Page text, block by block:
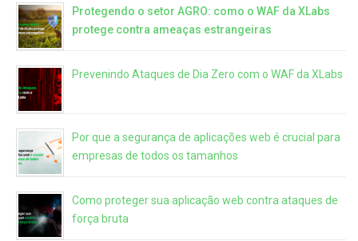
Protegendo o setor AGRO: como o WAF da XLabs
protege contra ameaças estrangeiras
Prevenindo Ataques de Dia Zero com o WAF da XLabs
Por que a segurança de aplicações web é crucial para
empresas de todos os tamanhos
Como proteger sua aplicação web contra ataques de
força bruta